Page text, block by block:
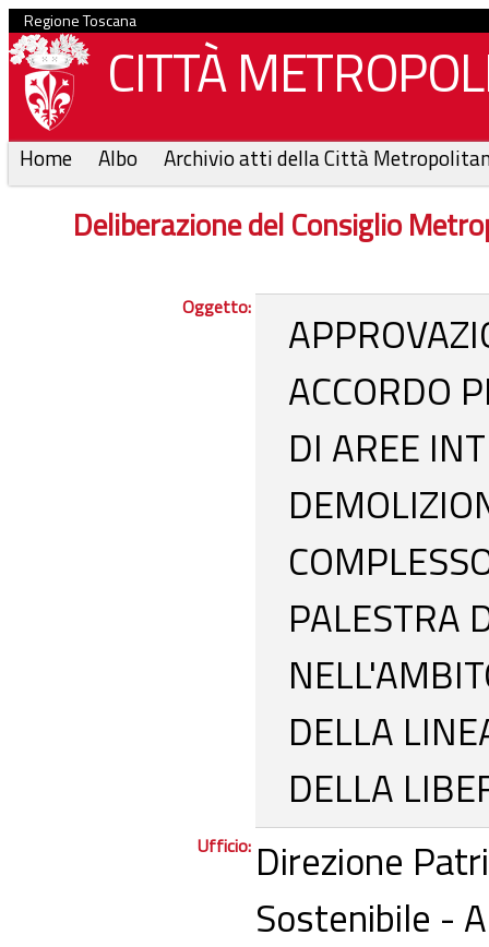
Regione Toscana
CITTÀ
Home Albo Archivio atti della Città
Deliberazione del Consiglio
Oggetto:
ACCORDO
DI AREE
PALESTRA
DELLA
DELLA
Ufficio: Direzione
Sostenibile -